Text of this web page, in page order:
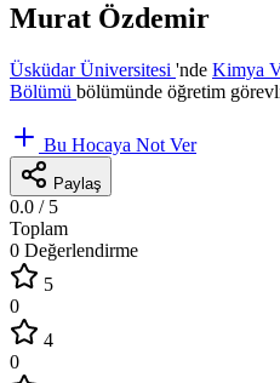
Murat Özdemir
Üsküdar Üniversitesi 'nde Kimya
Bölümü bölümünde öğretim
Bu Hocaya Not Ver
Paylaş
0.0 / 5
Toplam
0 Değerlendirme
5
0
4
0